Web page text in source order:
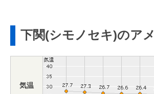
下関(シモノセキ)のア
気温